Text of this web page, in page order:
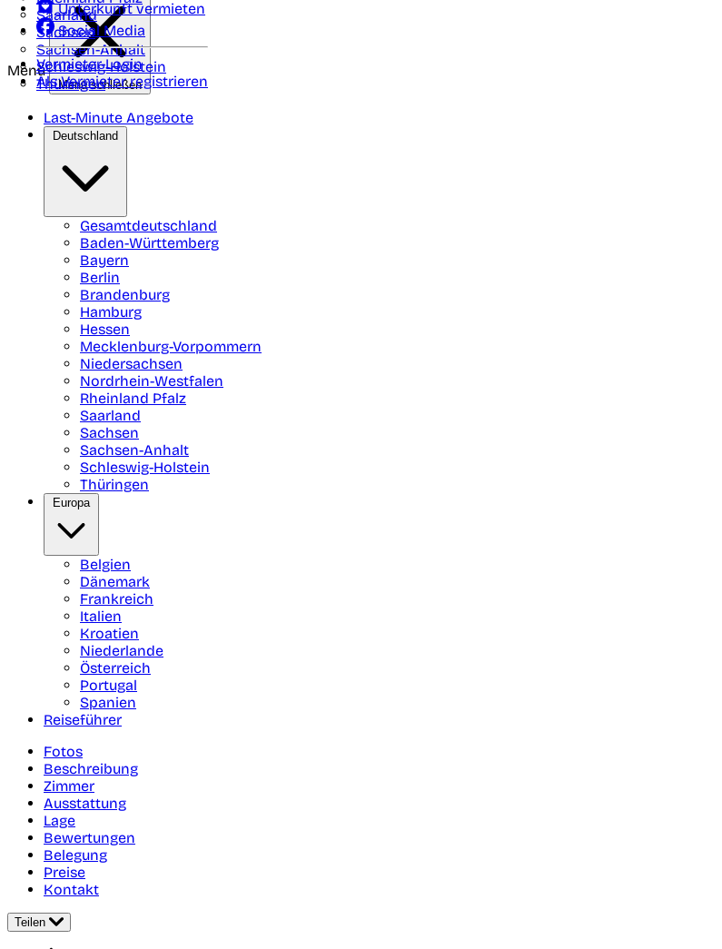
Saarland
Sachsen
Sachsen-Anhalt
Schleswig-Holstein
Thüringen
Unterkunft vermieten
Social Media
Vermieter-Login
Als Vermieter registrieren
Menü
Menü schließen
Last-Minute Angebote
Deutschland
Gesamtdeutschland
Baden-Württemberg
Bayern
Berlin
Brandenburg
Hamburg
Hessen
Mecklenburg-Vorpommern
Niedersachsen
Nordrhein-Westfalen
Rheinland Pfalz
Saarland
Sachsen
Sachsen-Anhalt
Schleswig-Holstein
Thüringen
Europa
Belgien
Dänemark
Frankreich
Italien
Kroatien
Niederlande
Österreich
Portugal
Spanien
Reiseführer
Fotos
Beschreibung
Zimmer
Ausstattung
Lage
Bewertungen
Belegung
Preise
Kontakt
Teilen